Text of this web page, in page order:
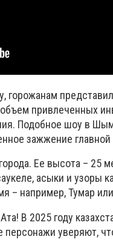
горожанам
объем привлеченных
Подобное шоу в
зажжение главной
Ее высота – 25
асыки и узоры
– например, Тумар
В 2025 году
уверяют,